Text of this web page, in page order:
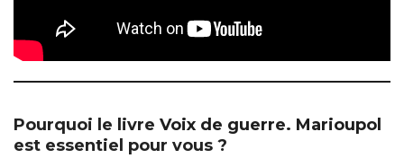
Pourquoi le livre Voix de guerre. Marioupol
est essentiel pour vous ?